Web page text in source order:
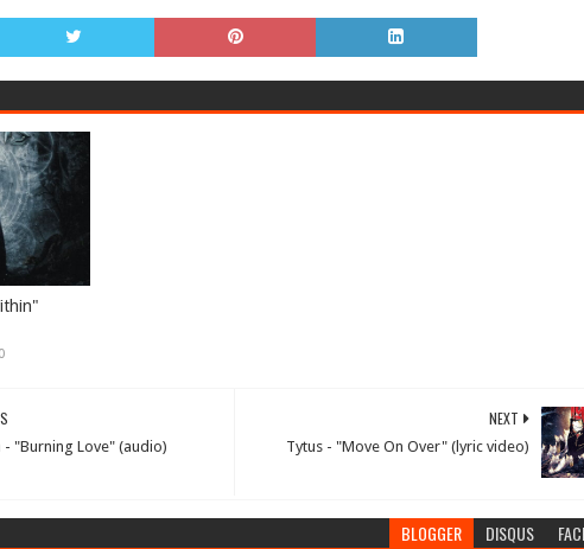
0
NEXT
Tytus - "Move On Over" (lyric video)
"Burning Love" (audio)
BLOGGER DISQUS